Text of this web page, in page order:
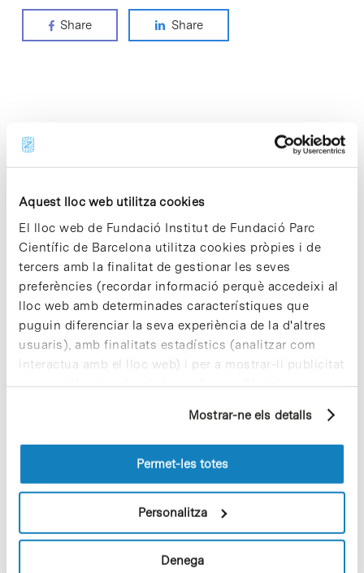
Aquest lloc web utilitza cookies
El lloc web de Fundació Institut de Fundació Parc
Científic de Barcelona utilitza cookies pròpies i de
tercers amb la finalitat de gestionar les seves
preferències (recordar informació perquè accedeixi al
lloc web amb determinades característiques que
puguin diferenciar la seva experiència de la d'altres
usuaris), amb finalitats estadístics (analitzar com
interactua amb el lloc web) i per a mostrar-li publicitat
personalitzada sobre la base d'un perfil elaborat a
pàgines visitades). Per a obtenir més informació sobre
les cookies pot consultar laPolítica de cookiesdel
Mostrar-ne els detalls
Permet-les totes
Personalitza
Denega
Share Share
Notícies més vistes
Vacances responsables en temps
d’emergència climàtica
15 de juliol de 2026
Cuidar el territori és sostenibilitat
Baixar el ritme per reconnectar i
22 de juliol de 2026